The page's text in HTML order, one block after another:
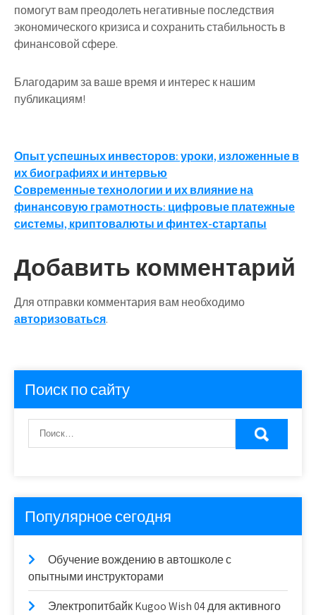
помогут вам преодолеть негативные последствия
экономического кризиса и сохранить стабильность в
финансовой сфере.
Благодарим за ваше время и интерес к нашим
публикациям!
Навигация
по
записям
Опыт успешных инвесторов: уроки, изложенные в
их биографиях и интервью
Современные технологии и их влияние на
финансовую грамотность: цифровые платежные
системы, криптовалюты и финтех-стартапы
Добавить комментарий
Для отправки комментария вам необходимо
авторизоваться.
Поиск по сайту
Популярное сегодня
Обучение вождению в автошколе с
опытными инструкторами
Электропитбайк Kugoo Wish 04 для активного